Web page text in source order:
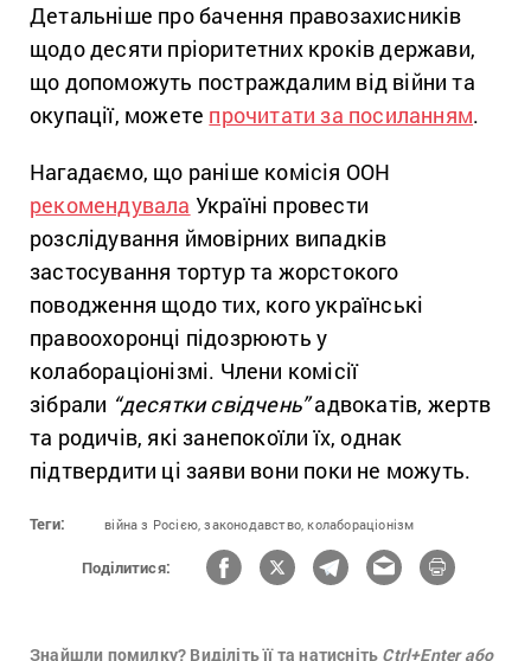
Детальніше про бачення правозахисників
щодо десяти пріоритетних кроків держави,
що допоможуть постраждалим від війни та
окупації, можете прочитати за посиланням.
Нагадаємо, що раніше комісія ООН
рекомендувала Україні провести
розслідування ймовірних випадків
застосування тортур та жорстокого
поводження щодо тих, кого українські
правоохоронці підозрюють у
колабораціонізмі. Члени комісії
зібрали “десятки свідчень”адвокатів, жертв
та родичів, які занепокоїли їх, однак
підтвердити ці заяви вони поки не можуть.
Теги: війна з Росією, законодавство, колабораціонізм
Поділитися:
Знайшли помилку? Виділіть її та натисніть Ctrl+Enter або